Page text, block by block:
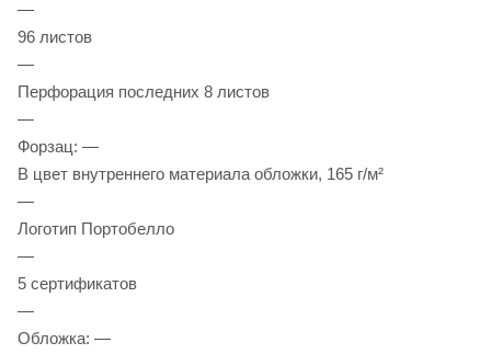
—
96 листов
—
Перфорация последних 8 листов
—
Форзац: —
В цвет внутреннего материала обложки, 165 г/м²
—
Логотип Портобелло
—
5 сертификатов
—
Обложка: —